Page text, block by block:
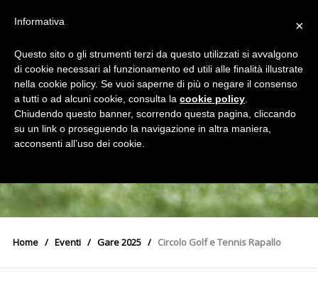
Home Eventi Gare 2025 Circolo Golf e Tennis Rapallo
×
Informativa
Questo sito o gli strumenti terzi da questo utilizzati si avvalgono
di cookie necessari al funzionamento ed utili alle finalità illustrate
nella cookie policy. Se vuoi saperne di più o negare il consenso
a tutti o ad alcuni cookie, consulta la cookie policy
Chiudendo questo banner, scorrendo questa pagina, cliccando
su un link o proseguendo la navigazione in altra maniera,
acconsenti all’uso dei cookie.